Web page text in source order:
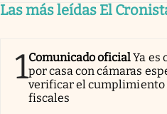
Las más leídas El
1Comunicado oficialYa es
por casa con cámaras
verificar el cumplimiento
fiscales